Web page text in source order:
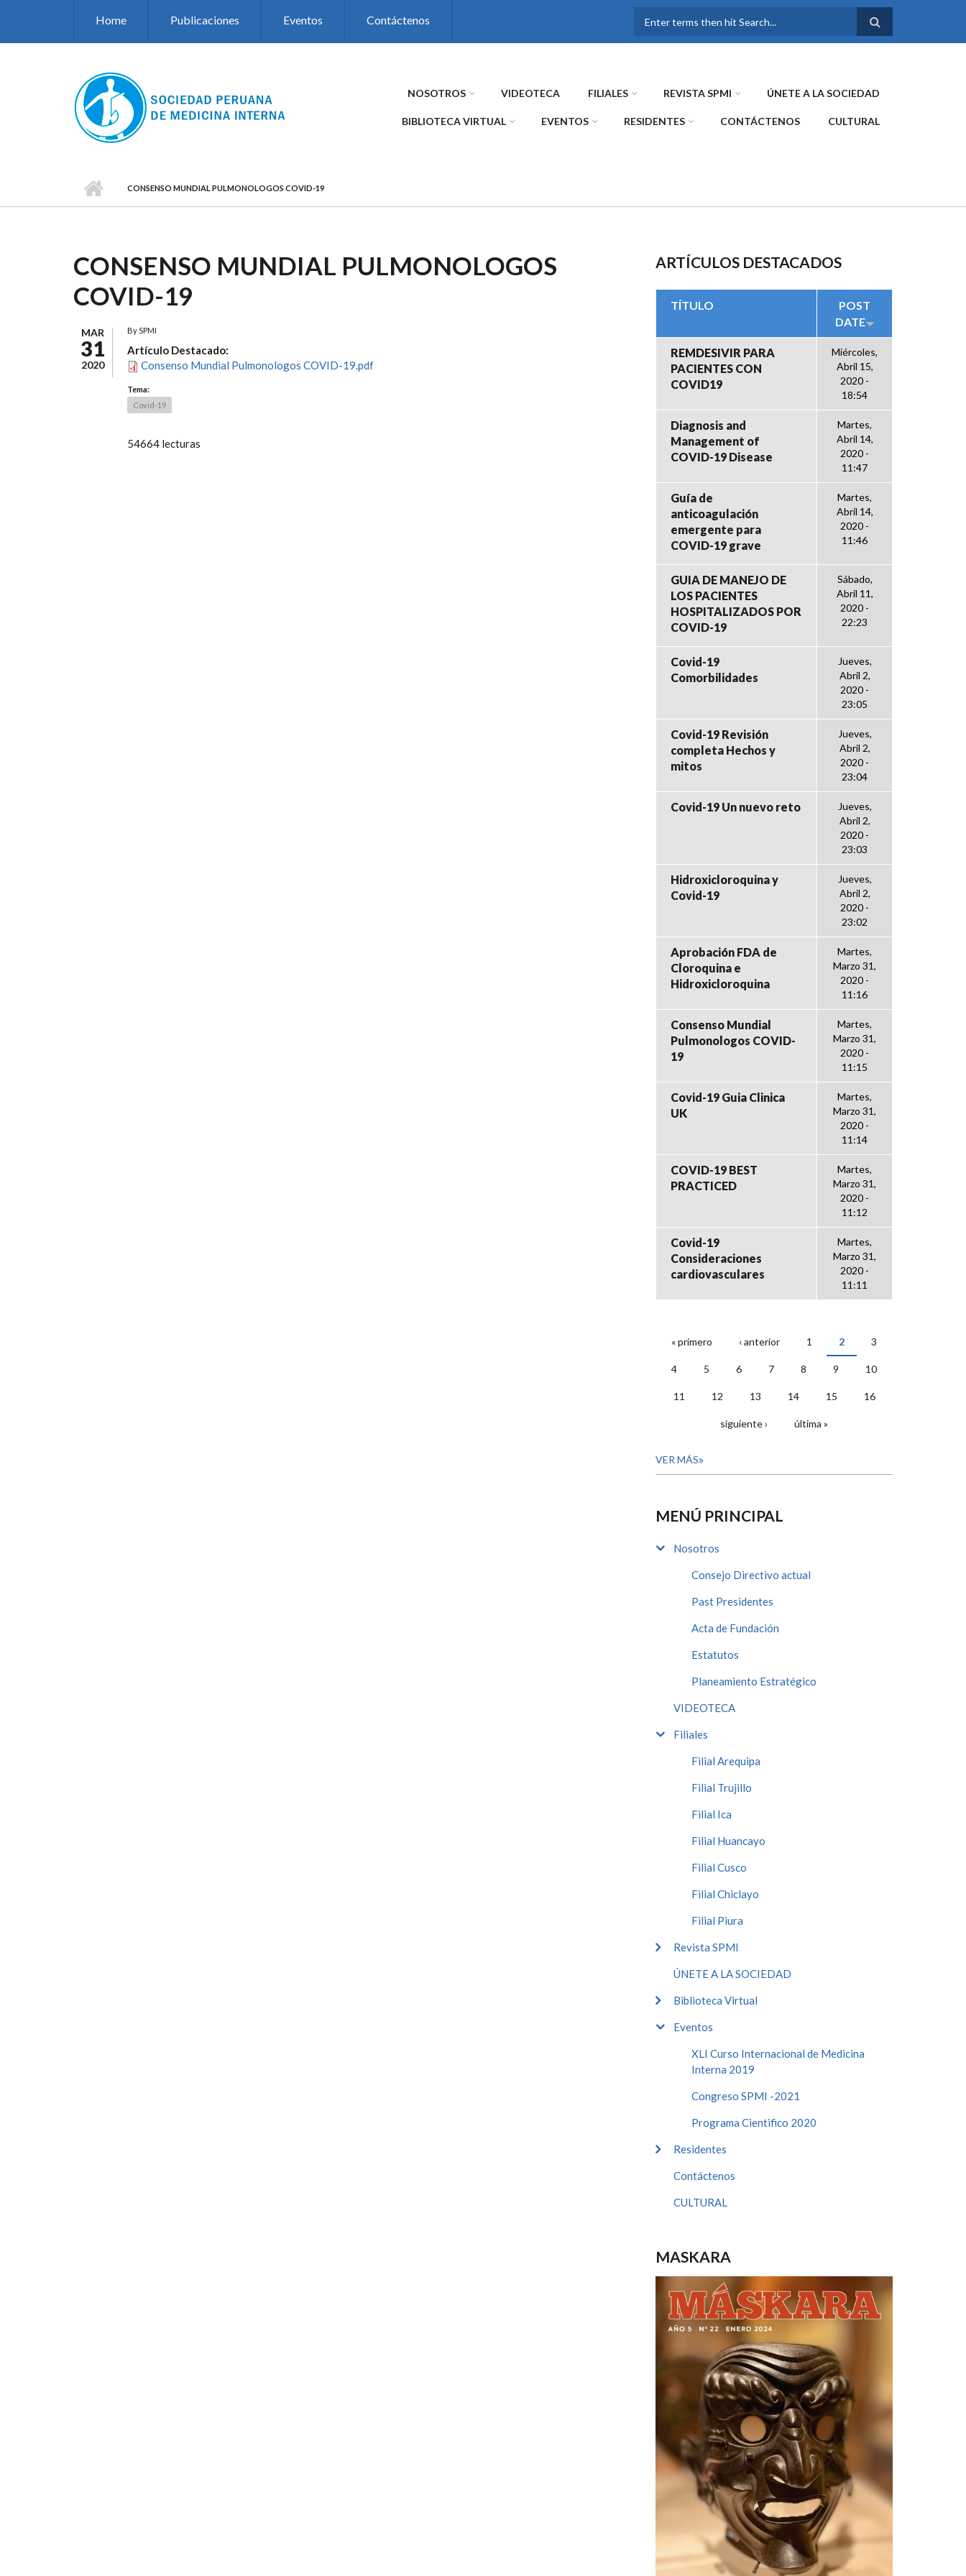
Home Publicaciones Eventos Contáctenos
FORMULARIO DE
NOSOTROS VIDEOTECA FILIALES REVISTA SPMI ÚNETE A LA SOCIEDAD
BIBLIOTECA VIRTUAL EVENTOS RESIDENTES CONTÁCTENOS CULTURAL
CONSENSO MUNDIAL PULMONOLOGOS COVID-19
CONSENSO MUNDIAL PULMONOLOGOS
COVID-19
MAR
31
2020
BySPMI
Artículo Destacado:
Consenso Mundial Pulmonologos COVID-19.pdf
Tema:
Covid-19
54664 lecturas
ARTÍCULOS DESTACADOS
TÍTULO
POST
DATE
REMDESIVIR PARA
PACIENTES CON
COVID19
Miércoles,
Abril 15,
2020 -
18:54
Diagnosis and
Management of
COVID-19 Disease
Martes,
Abril 14,
2020 -
11:47
Guía de
anticoagulación
emergente para
COVID-19 grave
Martes,
Abril 14,
2020 -
11:46
GUIA DE MANEJO DE
LOS PACIENTES
HOSPITALIZADOS POR
COVID-19
Sábado,
Abril 11,
2020 -
22:23
Covid-19
Comorbilidades
Jueves,
Abril 2,
2020 -
23:05
Covid-19 Revisión
completa Hechos y
mitos
Jueves,
Abril 2,
2020 -
23:04
Covid-19 Un nuevo reto
Jueves,
Abril 2,
2020 -
23:03
Hidroxicloroquina y
Covid-19
Jueves,
Abril 2,
2020 -
23:02
Aprobación FDA de
Cloroquina e
Hidroxicloroquina
Martes,
Marzo 31,
2020 -
11:16
Consenso Mundial
Pulmonologos COVID-
19
Martes,
Marzo 31,
2020 -
11:15
Covid-19 Guia Clinica
UK
Martes,
Marzo 31,
2020 -
11:14
COVID-19 BEST
PRACTICED
Martes,
Marzo 31,
2020 -
11:12
Covid-19
Consideraciones
cardiovasculares
Martes,
Marzo 31,
2020 -
11:11
PÁGINAS
« primero ‹ anterior 1 2 3
4 5 6 7 8 9 10
11 12 13 14 15 16
siguiente › última »
VER MÁS
MENÚ PRINCIPAL
Nosotros
Consejo Directivo actual
Past Presidentes
Acta de Fundación
Estatutos
Planeamiento Estratégico
VIDEOTECA
Filiales
Filial Arequipa
Filial Trujillo
Filial Ica
Filial Huancayo
Filial Cusco
Filial Chiclayo
Filial Piura
Revista SPMI
ÚNETE A LA SOCIEDAD
Biblioteca Virtual
Eventos
XLI Curso Internacional de Medicina
Interna 2019
Congreso SPMI -2021
Programa Cientifico 2020
Residentes
Contáctenos
CULTURAL
MASKARA